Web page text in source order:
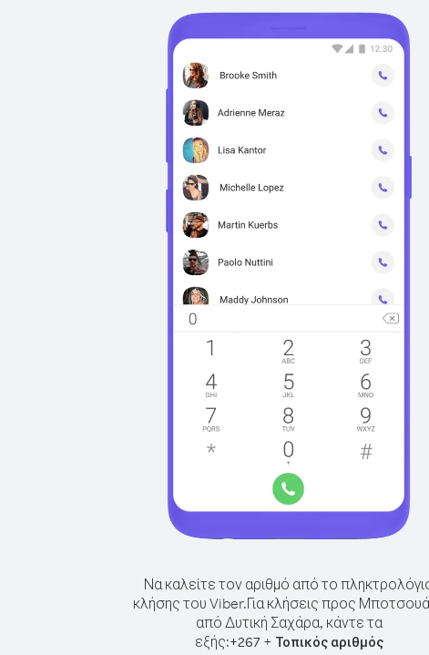
Να καλείτε τον αριθμό από το
κλήσης του Viber.Για κλήσεις προς
από Δυτική Σαχάρα, κάντε τα
εξής:+267+ Τοπικός αριθμός